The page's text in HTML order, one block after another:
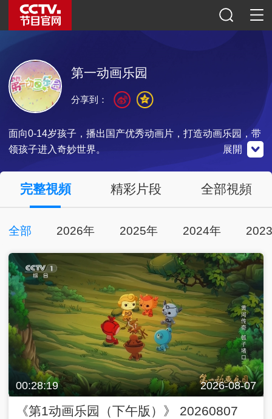
第一动画乐园
面向0-14岁孩子，播出国产优秀动画片，打造动画乐园，带
领孩子进入奇妙世界。
央視影音
點擊下載
展開
分享到：
完整視頻 精彩片段 全部視頻
全部 2026年 2025年 2024年
00:28:19 2026-08-07
《第1动画乐园（下午版）》 20260807